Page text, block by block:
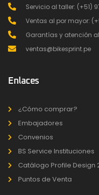
Servicio al taller: (+51)
Ventas al por mayor:
Garantías y atención al
ventas@bikesprint.pe
Enlaces
¿Cómo comprar?
Embajadores
Convenios
BS Service Instituciones
Catálogo Profile Design
Puntos de Venta